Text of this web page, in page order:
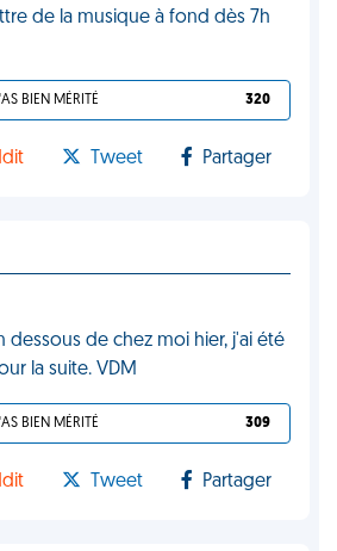
de la musique à fond dès 7h
BIEN MÉRITÉ 320
Tweet Partager
de chez moi hier, j'ai été
la suite. VDM
BIEN MÉRITÉ 309
Tweet Partager